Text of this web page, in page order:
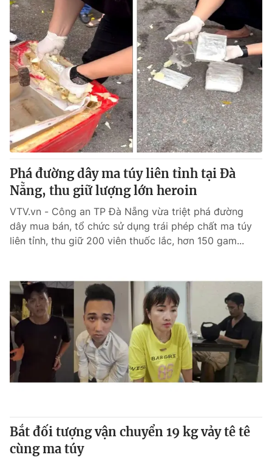
Phá đường dây ma túy liên tỉnh tại Đà
Nẵng, thu giữ lượng lớn heroin
VTV.vn - Công an TP Đà Nẵng vừa triệt phá đường
dây mua bán, tổ chức sử dụng trái phép chất ma túy
liên tỉnh, thu giữ 200 viên thuốc lắc, hơn 150 gam...
Bắt đối tượng vận chuyển 19 kg vảy tê tê
cùng ma túy